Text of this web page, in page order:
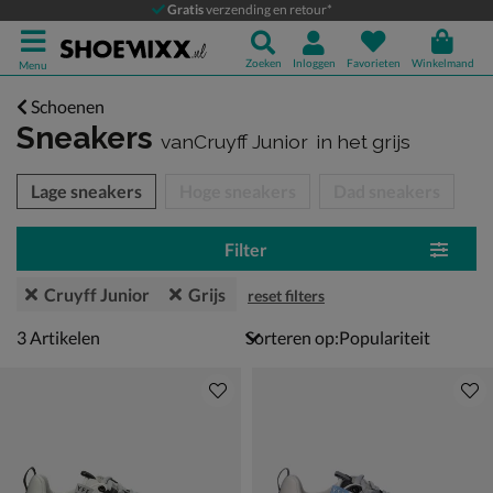
Gratisverzending en retour*
Menu Zoeken Inloggen Favorieten Winkelmand
Schoenen
Sneakers vanCruyff Junior in het grijs
over
Lage sneakers
Filter
Cruyff Junior Grijs reset filters
3 artikelen
3Artikelen Sorteren op: